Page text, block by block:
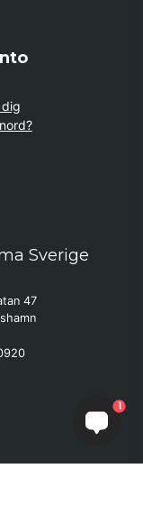
Sverige
47
1